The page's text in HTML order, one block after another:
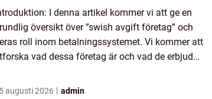
I denna artikel kommer vi att ge en
översikt över ”swish avgift företag” och
roll inom betalningssystemet. Vi kommer att
vad dessa företag är och vad de erbjuder,
augusti 2026 admin